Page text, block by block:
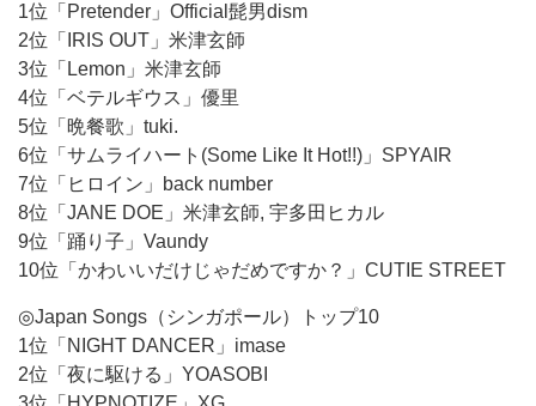
1位「Pretender」Official髭男dism
2位「IRIS OUT」米津玄師
3位「Lemon」米津玄師
4位「ベテルギウス」優里
5位「晩餐歌」tuki.
6位「サムライハート(Some Like It Hot!!)」SPYAIR
7位「ヒロイン」back number
8位「JANE DOE」米津玄師, 宇多田ヒカル
9位「踊り子」Vaundy
10位「かわいいだけじゃだめですか？」CUTIE STREET
◎Japan Songs（シンガポール）トップ10
1位「NIGHT DANCER」imase
2位「夜に駆ける」YOASOBI